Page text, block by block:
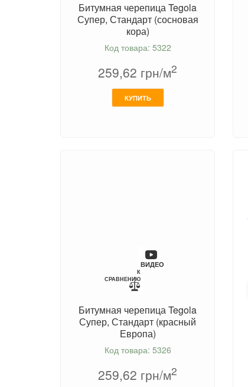
Битумная черепица Tegola
Супер, Стандарт (сосновая
кора)
Код товара: 5322
259,62 грн/м2
КУПИТЬ
ВИДЕО
К
СРАВНЕНИЮ
Битумная черепица Tegola
Супер, Стандарт (красный
Европа)
Код товара: 5326
259,62 грн/м2